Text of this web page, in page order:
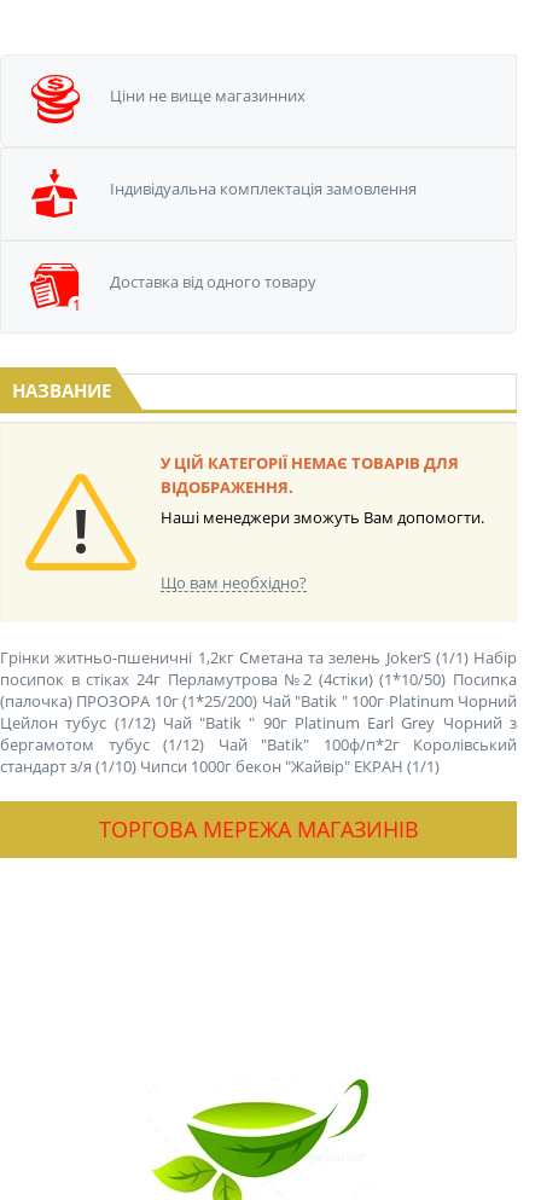
Ціни не вище магазинних
Iндивідуальна комплектація замовлення
Доставка від одного товару
НАЗВАНИЕ
У ЦІЙ КАТЕГОРІЇ НЕМАЄ ТОВАРІВ ДЛЯ
ВІДОБРАЖЕННЯ.
Наші менеджери зможуть Вам допомогти.
Що вам необхідно?
Грінки житньо-пшеничні 1,2кг Сметана та зелень JokerS (1/1) Набір
посипок в стіках 24г Перламутрова №2 (4стіки) (1*10/50) Посипка
(палочка) ПРОЗОРА 10г (1*25/200) Чай "Batik " 100г Platinum Чорний
Цейлон тубус (1/12) Чай "Batik " 90г Platinum Earl Grey Чорний з
бергамотом тубус (1/12)
Чай "Batik" 100ф/п*2г Королівський
стандарт з/я (1/10) Чипси 1000г бекон "Жайвір" ЕКРАН (1/1)
ТОРГОВА МЕРЕЖА МАГАЗИНІВ